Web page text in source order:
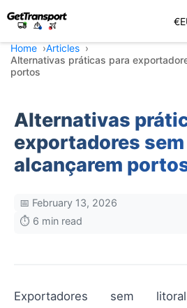
€
Home
Articles
Alternativas práticas para
portos
Alternativas
exportadores
alcançarem
📅 February 13, 2026
⏱️ 6 min read
Exportadores sem